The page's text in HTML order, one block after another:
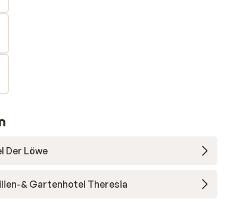
Der Löwe
& Gartenhotel Theresia